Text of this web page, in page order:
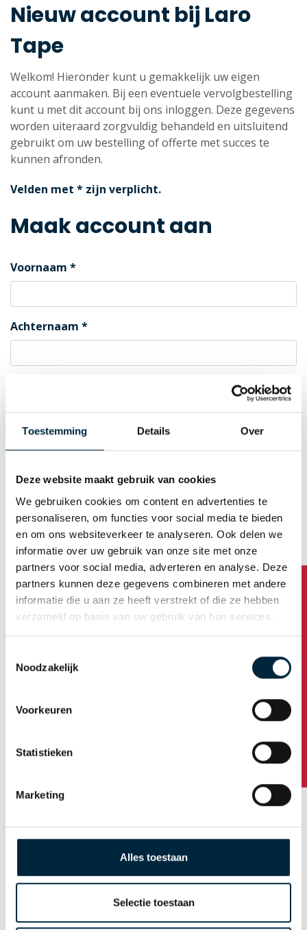
Toestemming Details Over
Deze website maakt gebruik van cookies
We gebruiken cookies om content en advertenties te
personaliseren, om functies voor social media te bieden
en om ons websiteverkeer te analyseren. Ook delen we
informatie over uw gebruik van onze site met onze
partners voor social media, adverteren en analyse. Deze
partners kunnen deze gegevens combineren met andere
informatie die u aan ze heeft verstrekt of die ze hebben
verzameld op basis van uw gebruik van hun services.
Noodzakelijk
Voorkeuren
Statistieken
Marketing
Alles toestaan
Selectie toestaan
Heeft u vragen?
Nieuw account bij Laro
Tape
Welkom! Hieronder kunt u gemakkelijk uw eigen
account aanmaken. Bij een eventuele vervolgbestelling
kunt u met dit account bij ons inloggen. Deze gegevens
worden uiteraard zorgvuldig behandeld en uitsluitend
gebruikt om uw bestelling of offerte met succes te
kunnen afronden.
Velden met * zijn verplicht.
Maak account aan
Voornaam
Achternaam
E-mail (Gebruikersnaam)
Wachtwoord automatisch genereren
Bedrijfsadres
Bedrijfsnaam
Adres
Huisnummer / toevoeging
Plaats